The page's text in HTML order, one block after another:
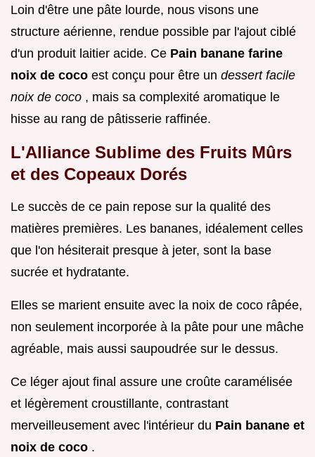
Loin d'être une pâte lourde, nous visons une
structure aérienne, rendue possible par l'ajout ciblé
d'un produit laitier acide. Ce Pain banane farine
noix de coco est conçu pour être un dessert facile
noix de coco , mais sa complexité aromatique le
hisse au rang de pâtisserie raffinée.
L'Alliance Sublime des Fruits Mûrs
et des Copeaux Dorés
Le succès de ce pain repose sur la qualité des
matières premières. Les bananes, idéalement celles
que l'on hésiterait presque à jeter, sont la base
sucrée et hydratante.
Elles se marient ensuite avec la noix de coco râpée,
non seulement incorporée à la pâte pour une mâche
agréable, mais aussi saupoudrée sur le dessus.
Ce léger ajout final assure une croûte caramélisée
et légèrement croustillante, contrastant
merveilleusement avec l'intérieur du Pain banane et
noix de coco .